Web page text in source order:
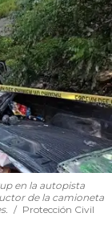
en la autopista
de la camioneta
Protección Civil